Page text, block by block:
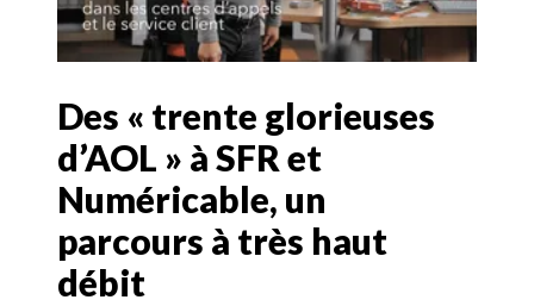
Des « trente glorieuses
d’AOL » à SFR et
Numéricable, un
parcours à très haut
débit